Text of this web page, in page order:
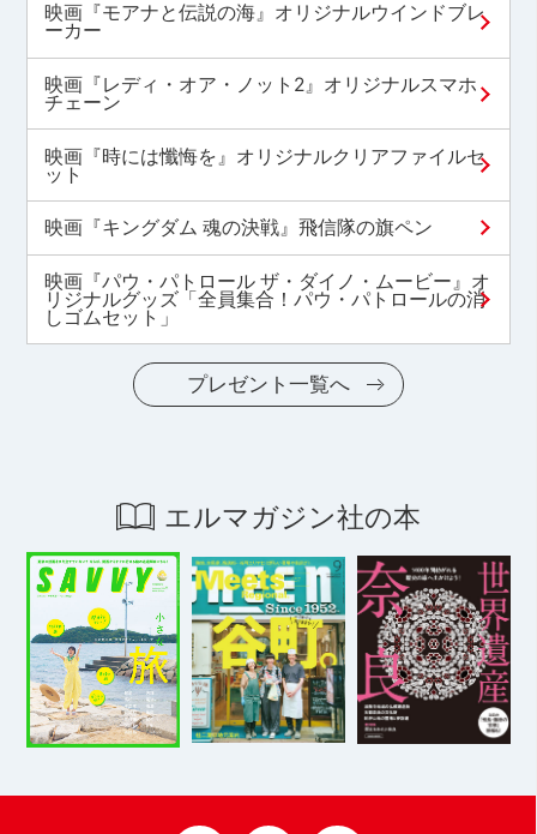
映画『モアナと伝説の海』オリジナルウインドブレ
ーカー
映画『レディ・オア・ノット2』オリジナルスマホ
チェーン
映画『時には懺悔を』オリジナルクリアファイルセ
ット
映画『キングダム 魂の決戦』飛信隊の旗ペン
映画『パウ・パトロール ザ・ダイノ・ムービー』オ
リジナルグッズ「全員集合！パウ・パトロールの消
しゴムセット」
プレゼント一覧へ
エルマガジン社の本